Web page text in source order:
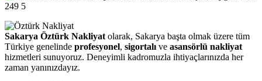
249 5
Sakarya Öztürk Nakliyat olarak, Sakarya başta olmak üzere tüm
Türkiye genelinde profesyonel, sigortalı ve asansörlü nakliyat
hizmetleri sunuyoruz. Deneyimli kadromuzla ihtiyaçlarınızda her
zaman yanınızdayız.